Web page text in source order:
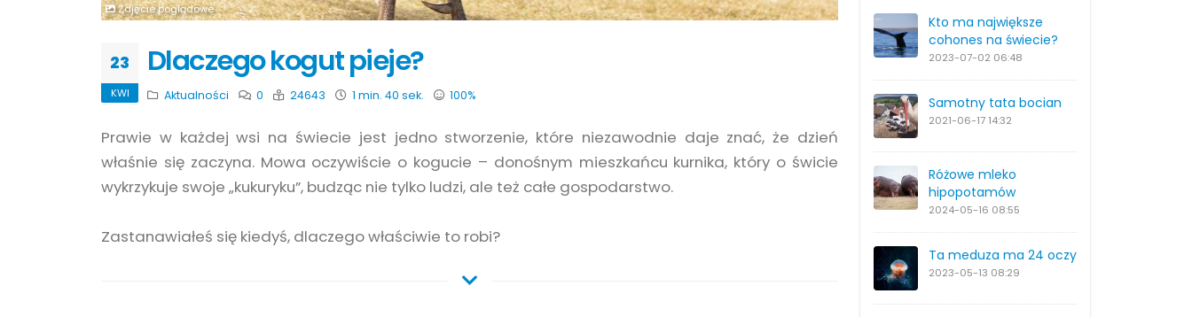
Kto ma największe
cohones na świecie?
2023-07-02 06:48
Samotny tata bocian
2021-06-17 14:32
Różowe mleko
hipopotamów
2024-05-16 08:55
Ta meduza ma 24 oczy
2023-05-13 08:29
Zdjęcie poglądowe
23
KWI
Dlaczego kogut pieje?
Aktualności 0 24643 1 min. 40 sek. 100%
Prawie w każdej wsi na świecie jest jedno stworzenie, które niezawodnie daje znać, że dzień
właśnie się zaczyna. Mowa oczywiście o kogucie – donośnym mieszkańcu kurnika, który o świcie
wykrzykuje swoje „kukuryku”, budząc nie tylko ludzi, ale też całe gospodarstwo.
Zastanawiałeś się kiedyś, dlaczego właściwie to robi?